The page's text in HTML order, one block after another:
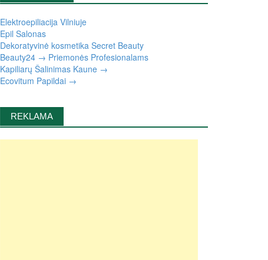
Elektroepiliacija Vilniuje
Epil Salonas
Dekoratyvinė kosmetika Secret Beauty
Beauty24 → Priemonės Profesionalams
Kapiliarų Šalinimas Kaune →
Ecovitum Papildai →
REKLAMA